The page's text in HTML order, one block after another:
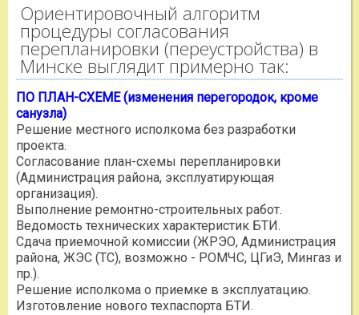
Ориентировочный алгоритм
процедуры согласования
перепланировки (переустройства) в
Минске выглядит примерно так:
ПО ПЛАН-СХЕМЕ (изменения перегородок, кроме
санузла)
Решение местного исполкома без разработки
проекта.
Согласование план-схемы перепланировки
(Администрация района, эксплуатирующая
организация).
Выполнение ремонтно-строительных работ.
Ведомость технических характеристик БТИ.
Сдача приемочной комиссии (ЖРЭО, Администрация
района, ЖЭС (ТС), возможно - РОМЧС, ЦГиЭ, Мингаз и
пр.).
Решение исполкома о приемке в эксплуатацию.
Изготовление нового техпаспорта БТИ.